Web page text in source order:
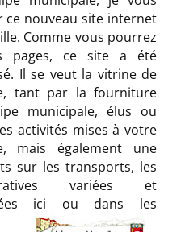
ce nouveau site internet
Comme vous pourrez
pages, ce site a été
Il se veut la vitrine de
tant par la fourniture
municipale, élus ou
activités mises à votre
mais également une
sur les transports, les
variées et
ici ou dans les